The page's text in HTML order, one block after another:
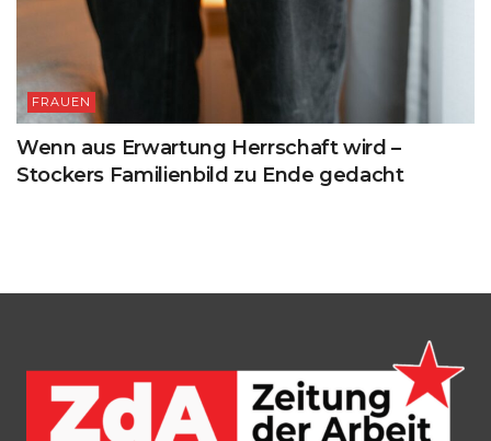
FRAUEN
Wenn aus Erwartung Herrschaft wird –
Stockers Familienbild zu Ende gedacht